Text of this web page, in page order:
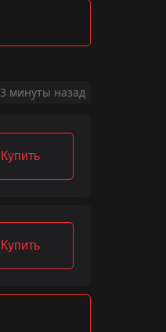
3 минуты назад
Купить
Купить